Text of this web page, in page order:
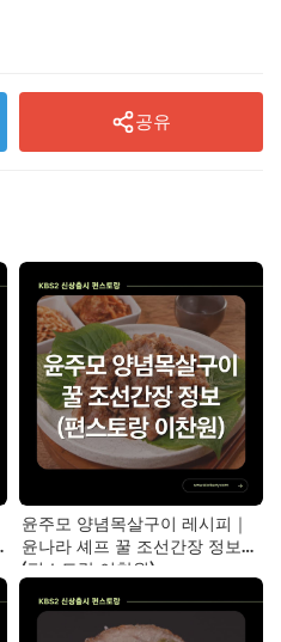
공유
윤주모 양념목살구이 레시피｜
윤나라 셰프 꿀 조선간장 정보
(편스토랑 이찬원)